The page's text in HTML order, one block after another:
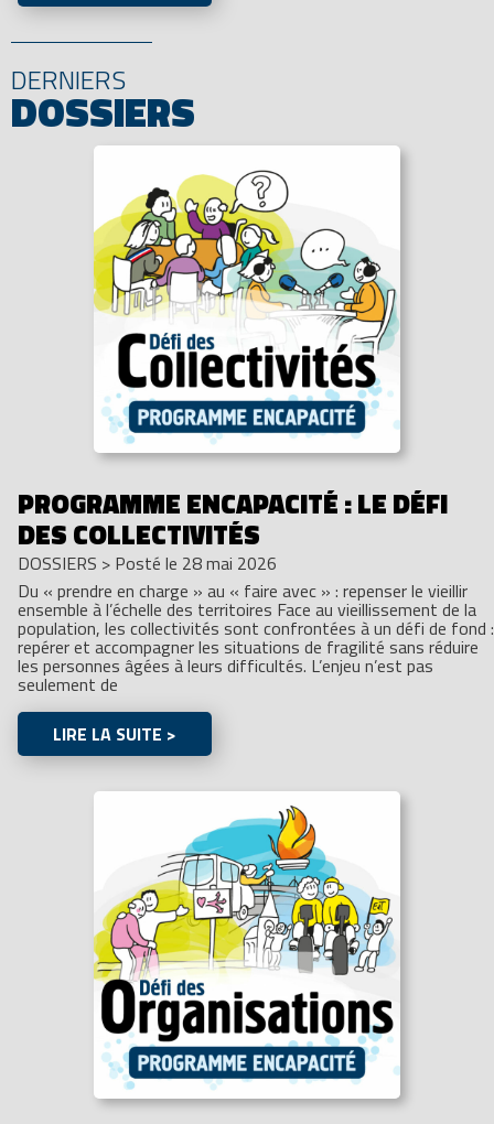
DERNIERS
DOSSIERS
PROGRAMME ENCAPACITÉ : LE DÉFI
DES COLLECTIVITÉS
DOSSIERS > Posté le 28 mai 2026
Du « prendre en charge » au « faire avec » : repenser le vieillir
ensemble à l’échelle des territoires Face au vieillissement de la
population, les collectivités sont confrontées à un défi de fond :
repérer et accompagner les situations de fragilité sans réduire
les personnes âgées à leurs difficultés. L’enjeu n’est pas
seulement de
LIRE LA SUITE >